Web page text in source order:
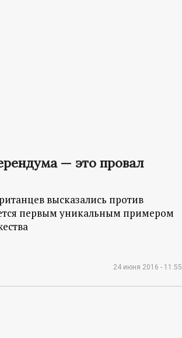
— это провал
высказались против
первым уникальным примером
24 июня 2016 - 11:55